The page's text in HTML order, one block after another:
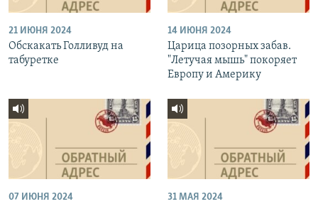
21 ИЮНЯ 2024
Обскакать Голливуд на
табуретке
14 ИЮНЯ 2024
Царица позорных забав.
"Летучая мышь" покоряет
Европу и Америку
07 ИЮНЯ 2024 31 МАЯ 2024